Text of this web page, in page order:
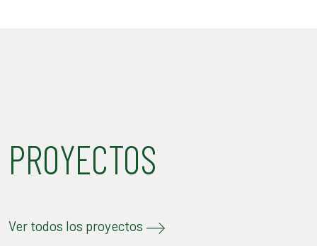
PROYECTOS
Ver todos los proyectos